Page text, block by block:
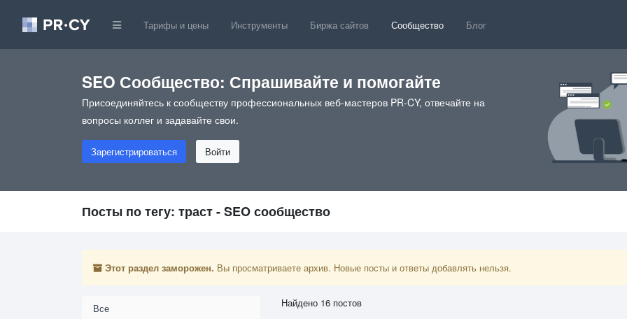
Тарифы и цены Инструменты Биржа сайтов Сообщество Блог
SEO Сообщество: Спрашивайте и помогайте
Присоединяйтесь к сообществу профессиональных веб-мастеров PR-CY, отвечайте на
вопросы коллег и задавайте свои.
Зарегистрироваться Войти
Посты по тегу: траст - SEO сообщество
Этот раздел заморожен. Вы просматриваете архив. Новые посты и ответы добавлять нельзя.
Все
Найдено 16 постов